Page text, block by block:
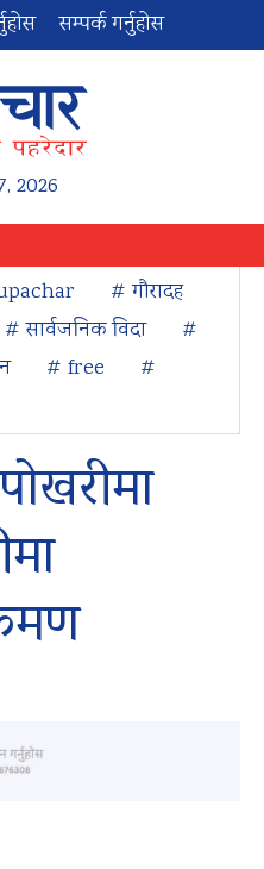
सम्पर्क गर्नुहोस
2026
# गौरादह
# सार्वजनिक विदा
#
# free
#